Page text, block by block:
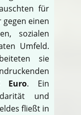
für
gegen einen
sozialen
Umfeld.
sie
Euro. Ein
und
fließt in